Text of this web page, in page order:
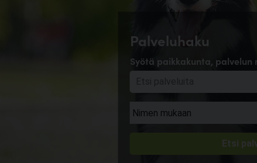
Palveluhaku
Syötä paikkakunta, palvelun